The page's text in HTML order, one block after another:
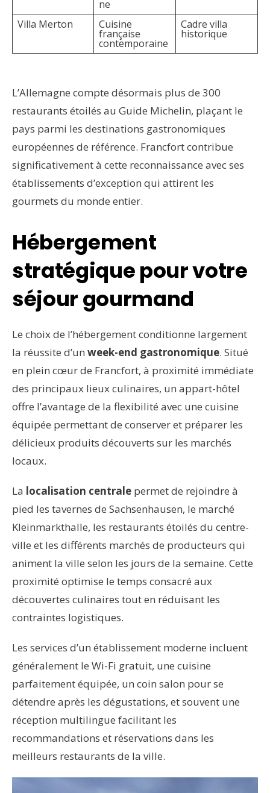
ne
Villa Merton Cuisine
française
contemporaine
Cadre villa
historique
L’Allemagne compte désormais plus de 300
restaurants étoilés au Guide Michelin, plaçant le
pays parmi les destinations gastronomiques
européennes de référence. Francfort contribue
significativement à cette reconnaissance avec ses
établissements d’exception qui attirent les
gourmets du monde entier.
Hébergement
stratégique pour votre
séjour gourmand
Le choix de l’hébergement conditionne largement
la réussite d’un week-end gastronomique. Situé
en plein cœur de Francfort, à proximité immédiate
des principaux lieux culinaires, un appart-hôtel
offre l’avantage de la flexibilité avec une cuisine
équipée permettant de conserver et préparer les
délicieux produits découverts sur les marchés
locaux.
La localisation centrale permet de rejoindre à
pied les tavernes de Sachsenhausen, le marché
Kleinmarkthalle, les restaurants étoilés du centre-
ville et les différents marchés de producteurs qui
animent la ville selon les jours de la semaine. Cette
proximité optimise le temps consacré aux
découvertes culinaires tout en réduisant les
contraintes logistiques.
Les services d’un établissement moderne incluent
généralement le Wi-Fi gratuit, une cuisine
parfaitement équipée, un coin salon pour se
détendre après les dégustations, et souvent une
réception multilingue facilitant les
recommandations et réservations dans les
meilleurs restaurants de la ville.